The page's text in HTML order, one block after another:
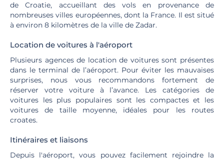
de Croatie, accueillant des vols en provenance de
nombreuses villes européennes, dont la France. Il est situé
à environ 8 kilomètres de la ville de Zadar.
Location de voitures à l'aéroport
Plusieurs agences de location de voitures sont présentes
dans le terminal de l’aéroport. Pour éviter les mauvaises
surprises, nous vous recommandons fortement de
réserver votre voiture à l’avance. Les catégories de
voitures les plus populaires sont les compactes et les
voitures de taille moyenne, idéales pour les routes
croates.
Itinéraires et liaisons
Depuis l'aéroport, vous pouvez facilement rejoindre la